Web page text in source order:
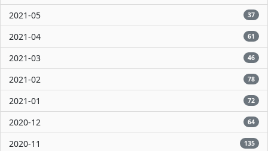
2021-05 37
2021-04 61
2021-03 46
2021-02 78
2021-01 72
2020-12 64
2020-11 135